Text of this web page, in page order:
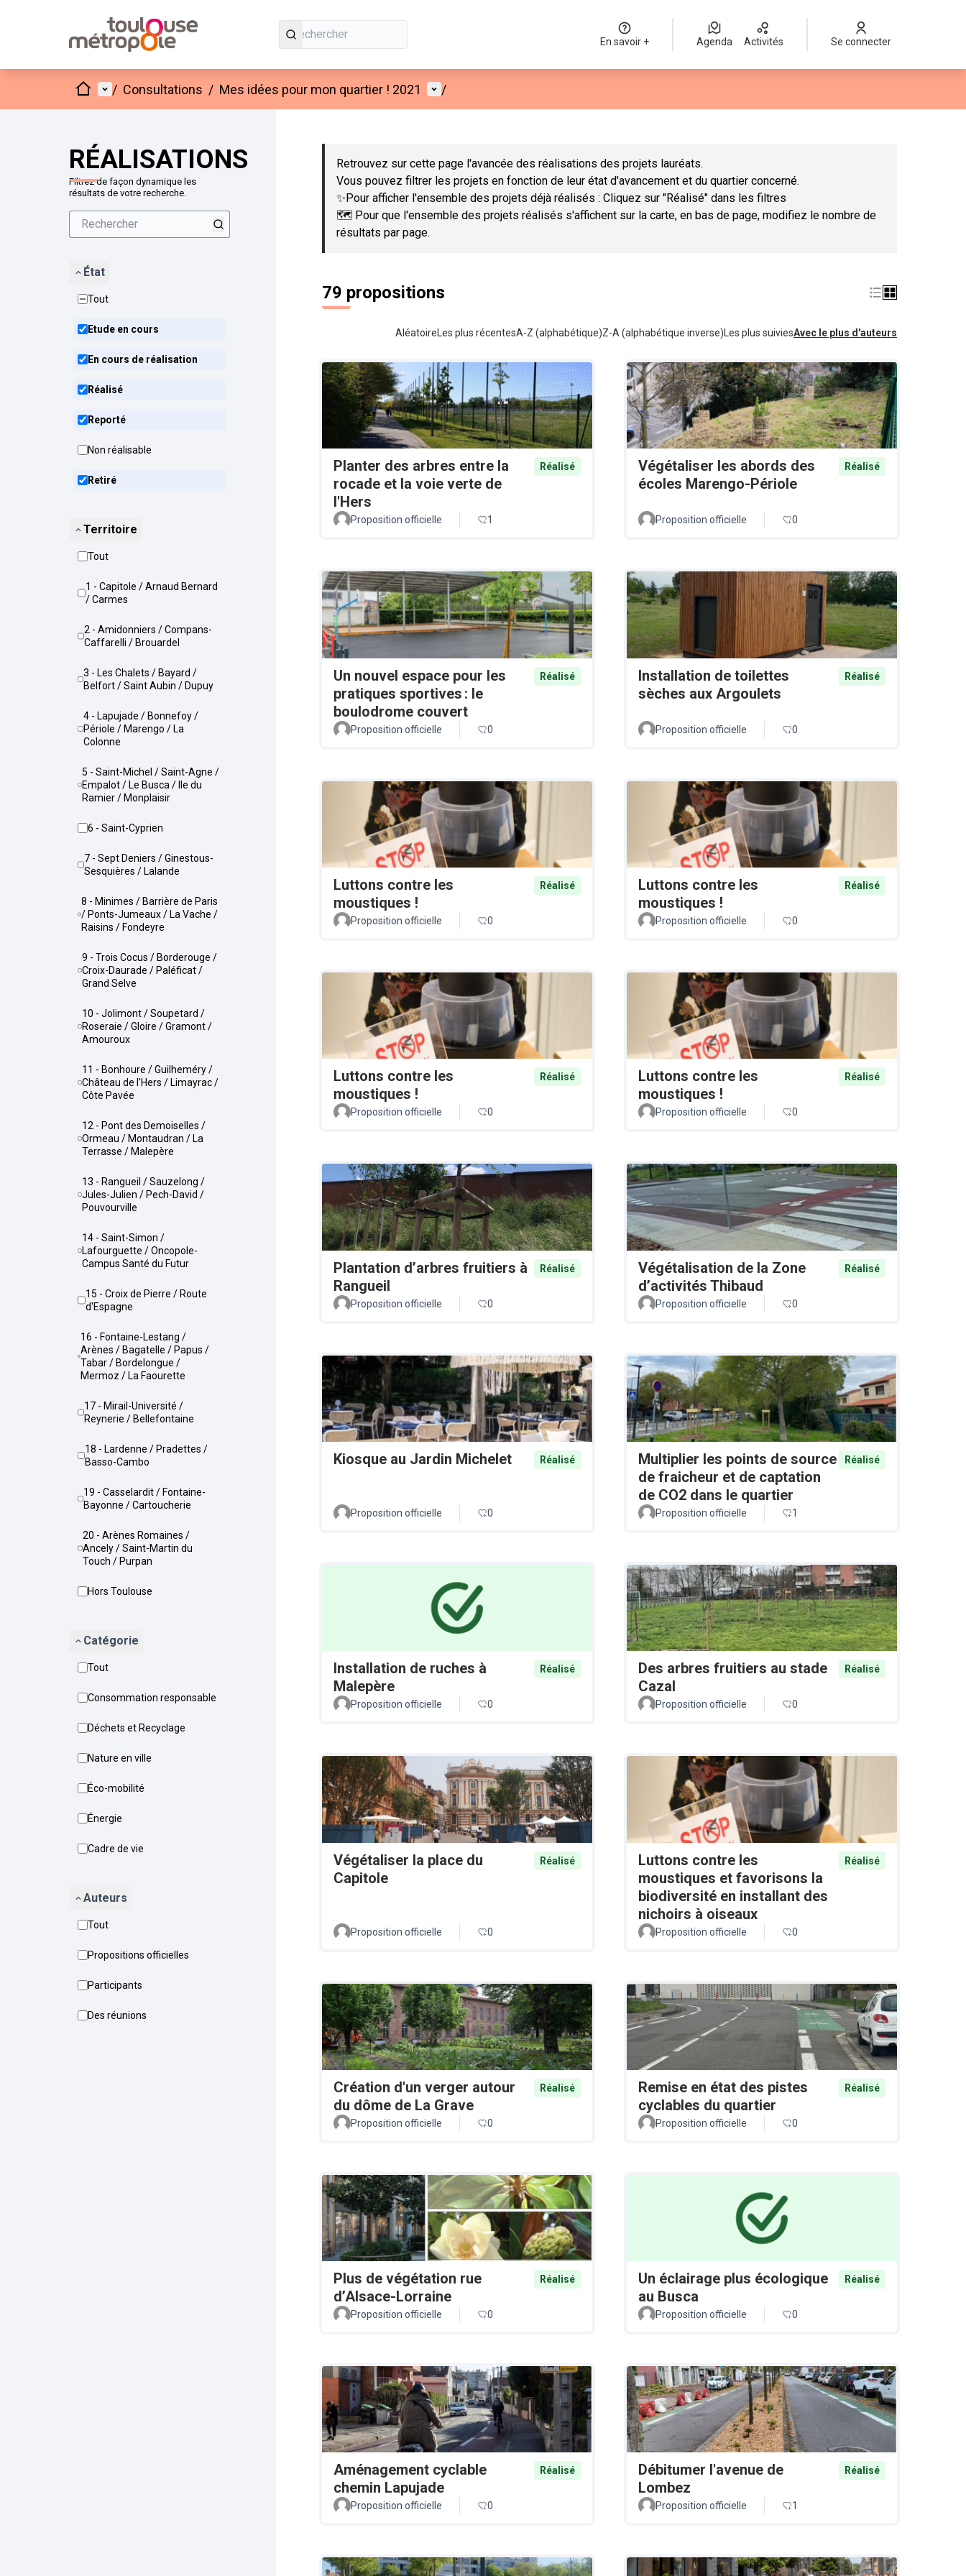
En savoir + Agenda Activités Se connecter
AccueilMenu principal
/ Consultations / Mes idées pour mon quartier ! 2021 Menu utilisateur
/
RÉALISATIONS
Filtrez de façon dynamique les
résultats de votre recherche.
État
Tout
Etude en cours
En cours de réalisation
Réalisé
Reporté
Non réalisable
Retiré
Territoire
Tout
1 - Capitole / Arnaud Bernard
/ Carmes
2 - Amidonniers / Compans-
Caffarelli / Brouardel
3 - Les Chalets / Bayard /
Belfort / Saint Aubin / Dupuy
4 - Lapujade / Bonnefoy /
Périole / Marengo / La
Colonne
5 - Saint-Michel / Saint-Agne /
Empalot / Le Busca / Ile du
Ramier / Monplaisir
6 - Saint-Cyprien
7 - Sept Deniers / Ginestous-
Sesquières / Lalande
8 - Minimes / Barrière de Paris
/ Ponts-Jumeaux / La Vache /
Raisins / Fondeyre
9 - Trois Cocus / Borderouge /
Croix-Daurade / Paléficat /
Grand Selve
10 - Jolimont / Soupetard /
Roseraie / Gloire / Gramont /
Amouroux
11 - Bonhoure / Guilheméry /
Château de l'Hers / Limayrac /
Côte Pavée
12 - Pont des Demoiselles /
Ormeau / Montaudran / La
Terrasse / Malepère
13 - Rangueil / Sauzelong /
Jules-Julien / Pech-David /
Pouvourville
14 - Saint-Simon /
Lafourguette / Oncopole-
Campus Santé du Futur
15 - Croix de Pierre / Route
d'Espagne
16 - Fontaine-Lestang /
Arènes / Bagatelle / Papus /
Tabar / Bordelongue /
Mermoz / La Faourette
17 - Mirail-Université /
Reynerie / Bellefontaine
18 - Lardenne / Pradettes /
Basso-Cambo
19 - Casselardit / Fontaine-
Bayonne / Cartoucherie
20 - Arènes Romaines /
Ancely / Saint-Martin du
Touch / Purpan
Hors Toulouse
Catégorie
Tout
Consommation responsable
Déchets et Recyclage
Nature en ville
Éco-mobilité
Énergie
Cadre de vie
Auteurs
Tout
Propositions officielles
Participants
Des réunions
Passer la carte
Retrouvez sur cette page l'avancée des réalisations des projets lauréats.
Vous pouvez filtrer les projets en fonction de leur état d'avancement et du quartier concerné.
✨Pour afficher l'ensemble des projets déjà réalisés : Cliquez sur "Réalisé" dans les filtres
🗺️ Pour que l'ensemble des projets réalisés s'affichent sur la carte, en bas de page, modifiez le nombre de
résultats par page.
79 propositions
Aléatoire Les plus récentesA-Z (alphabétique)Z-A (alphabétique inverse) Les plus suiviesAvec le plus d'auteurs
Planter des arbres entre la
rocade et la voie verte de
l'Hers
Réalisé
Proposition officielle 1
Végétaliser les abords des
écoles Marengo-Périole
Réalisé
Proposition officielle 0
Un nouvel espace pour les
pratiques sportives : le
boulodrome couvert
Réalisé
Proposition officielle 0
Installation de toilettes
sèches aux Argoulets
Réalisé
Proposition officielle 0
Luttons contre les
moustiques !
Réalisé
Proposition officielle 0
Luttons contre les
moustiques !
Réalisé
Proposition officielle 0
Luttons contre les
moustiques !
Réalisé
Proposition officielle 0
Luttons contre les
moustiques !
Réalisé
Proposition officielle 0
Plantation d’arbres fruitiers à
Rangueil
Réalisé
Proposition officielle 0
Végétalisation de la Zone
d’activités Thibaud
Réalisé
Proposition officielle 0
Kiosque au Jardin Michelet Réalisé
Proposition officielle 0
Multiplier les points de source
de fraicheur et de captation
de CO2 dans le quartier
Réalisé
Proposition officielle 1
Installation de ruches à
Malepère
Réalisé
Proposition officielle 0
Des arbres fruitiers au stade
Cazal
Réalisé
Proposition officielle 0
Végétaliser la place du
Capitole
Réalisé
Proposition officielle 0
Luttons contre les
moustiques et favorisons la
biodiversité en installant des
nichoirs à oiseaux
Réalisé
Proposition officielle 0
Création d'un verger autour
du dôme de La Grave
Réalisé
Proposition officielle 0
Remise en état des pistes
cyclables du quartier
Réalisé
Proposition officielle 0
Plus de végétation rue
d’Alsace-Lorraine
Réalisé
Proposition officielle 0
Un éclairage plus écologique
au Busca
Réalisé
Proposition officielle 0
Aménagement cyclable
chemin Lapujade
Réalisé
Proposition officielle 0
Débitumer l'avenue de
Lombez
Réalisé
Proposition officielle 1